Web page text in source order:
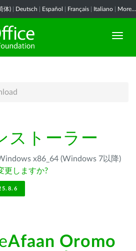
体) Deutsch Español Français Italiano More...
ストーラー
x86_64 (Windows 7以降)
更しますか?
Afaan Oromo